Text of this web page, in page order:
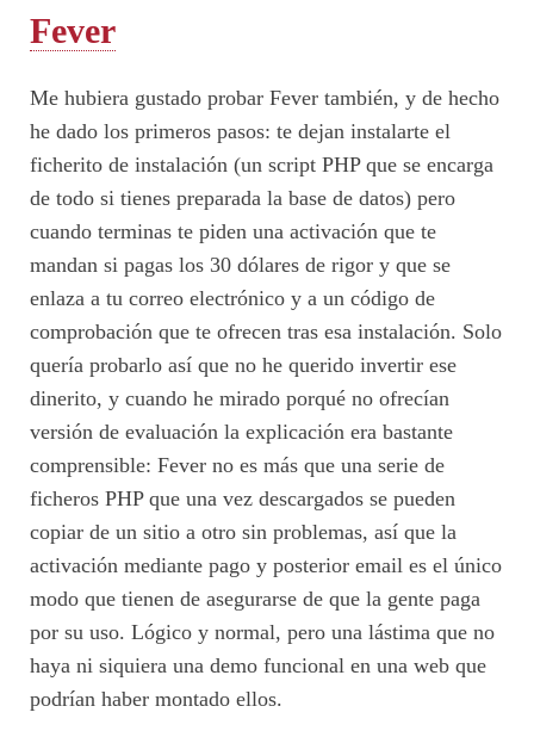
Fever
Me hubiera gustado probar Fever también, y de hecho
he dado los primeros pasos: te dejan instalarte el
ficherito de instalación (un script PHP que se encarga
de todo si tienes preparada la base de datos) pero
cuando terminas te piden una activación que te
mandan si pagas los 30 dólares de rigor y que se
enlaza a tu correo electrónico y a un código de
comprobación que te ofrecen tras esa instalación. Solo
quería probarlo así que no he querido invertir ese
dinerito, y cuando he mirado porqué no ofrecían
versión de evaluación la explicación era bastante
comprensible: Fever no es más que una serie de
ficheros PHP que una vez descargados se pueden
copiar de un sitio a otro sin problemas, así que la
activación mediante pago y posterior email es el único
modo que tienen de asegurarse de que la gente paga
por su uso. Lógico y normal, pero una lástima que no
haya ni siquiera una demo funcional en una web que
podrían haber montado ellos.